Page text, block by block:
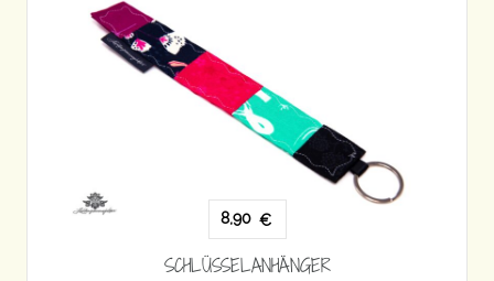
8,90 €
SCHLÜSSELANHÄNGER